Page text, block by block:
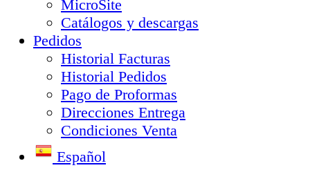
MicroSite
Catálogos y descargas
Pedidos
Historial Facturas
Historial Pedidos
Pago de Proformas
Direcciones Entrega
Condiciones Venta
Español